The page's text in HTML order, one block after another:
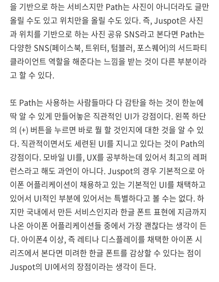
을 기반으로 하는 서비스지만 Path는 사진이 아니더라도 글만
올릴 수도 있고 위치만을 올릴 수도 있다. 즉, Juspot은 사진
과 위치를 기반으로 하는 사진 공유 SNS라고 본다면 Path는
다양한 SNS(페이스북, 트위터, 텀블러, 포스퀘어)의 서드파티
클라이언트 역할을 해준다는 느낌을 받는 것이 다른 부분이라
고 할 수 있다.
또 Path는 사용하는 사람들마다 다 감탄을 하는 것이 한눈에
딱 알 수 있게 만들어놓은 직관적인 UI가 강점이다. 왼쪽 하단
의 (+) 버튼을 누르면 바로 뭘 할 것인지에 대한 것을 알 수 있
다. 직관적이면서도 세련된 UI를 지니고 있다는 것이 Path의
강점이다. 모바일 UI를, UX를 공부하는데 있어서 최고의 레퍼
런스라고 해도 과언이 아니다. Juspot의 경우 기본적으로 아
이폰 어플리케이션이 채용하고 있는 기본적인 UI를 채택하고
있어서 UI적인 부분에 있어서는 특별하다고 볼 수는 없다. 하
지만 국내에서 만든 서비스인지라 한글 폰트 표현에 지금까지
나온 아이폰 어플리케이션들 중에서 가장 괜찮다는 생각이 든
다. 아이폰4 이상, 즉 레티나 디스플레이를 채택한 아이폰 시
리즈에서 본다면 미려한 한글 폰트를 감상할 수 있다는 점이
Juspot의 UI에서의 장점이라는 생각이 든다.